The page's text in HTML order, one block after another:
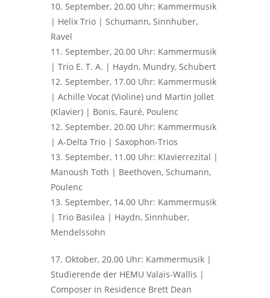
10. September, 20.00 Uhr: Kammermusik
| Helix Trio | Schumann, Sinnhuber,
Ravel
11. September, 20.00 Uhr: Kammermusik
| Trio E. T. A. | Haydn, Mundry, Schubert
12. September, 17.00 Uhr: Kammermusik
| Achille Vocat (Violine) und Martin Jollet
(Klavier) | Bonis, Fauré, Poulenc
12. September, 20.00 Uhr: Kammermusik
| A-Delta Trio | Saxophon-Trios
13. September, 11.00 Uhr: Klavierrezital |
Manoush Toth | Beethoven, Schumann,
Poulenc
13. September, 14.00 Uhr: Kammermusik
| Trio Basilea | Haydn, Sinnhuber,
Mendelssohn
17. Oktober, 20.00 Uhr: Kammermusik |
Studierende der HEMU Valais-Wallis |
Composer in Residence Brett Dean